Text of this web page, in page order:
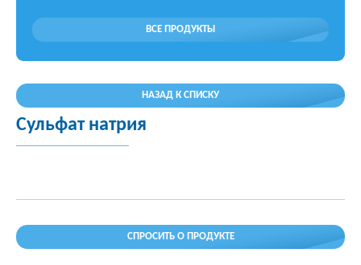
ВСЕ ПРОДУКТЫ
НАЗАД К СПИСКУ
Сульфат натрия
СПРОСИТЬ О ПРОДУКТЕ